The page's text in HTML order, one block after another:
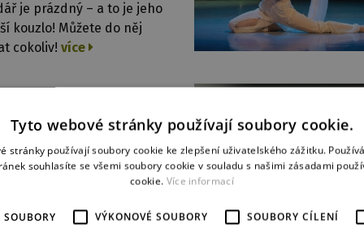
je prázdný – a to je jeho
kouzlo! Můžete do něj
cokoliv! více
poselstvím
repríza Německého
italské tanečnici Chiaře
Tyto webové stránky používají soubory cookie.
stránky používají soubory cookie ke zlepšení uživatelského zážitku.
souhlasíte se všemi soubory cookie v souladu s našimi zásadami
cookie. Více informací
VÝKONOVÉ SOUBORY SOUBORY CÍLENÍ